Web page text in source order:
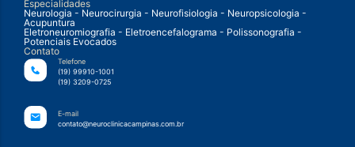
Especialidades
Neurologia - Neurocirurgia - Neurofisiologia - Neuropsicologia -
Acupuntura
Eletroneuromiografia - Eletroencefalograma - Polissonografia -
Potenciais Evocados
Contato
Telefone
(19) 99910-1001
(19) 3209-0725
E-mail
contato@neuroclinicacampinas.com.br